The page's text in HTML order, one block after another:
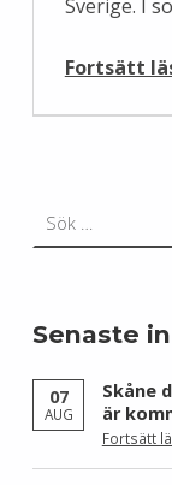
Sverige. I
Fortsätt
Senaste
07
AUG
Skåne
är
Fortsätt